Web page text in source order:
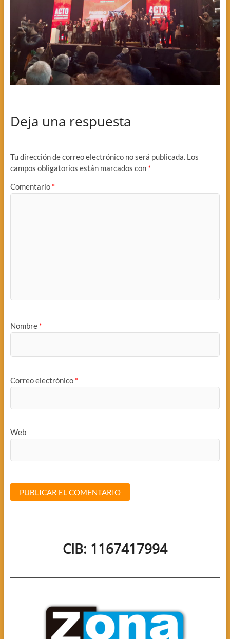
Deja una respuesta
Tu dirección de correo electrónico no será publicada. Los
campos obligatorios están marcados con *
Comentario *
Nombre *
Correo electrónico *
Web
CIB: 1167417994